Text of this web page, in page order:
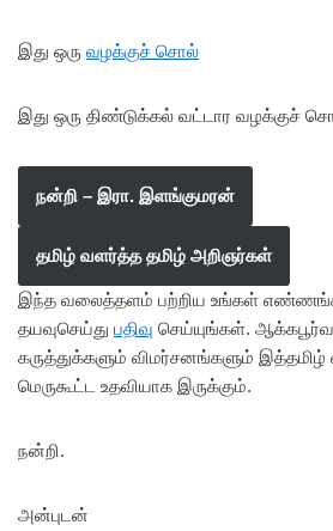
இது ஒரு வழக்குச் சொல்
இது ஒரு திண்டுக்கல் வட்டார வழக்குச்
நன்றி – இரா. இளங்குமரன்
தமிழ் வளர்த்த தமிழ் அறிஞர்கள்
இந்த வலைத்தளம் பற்றிய உங்கள்
தயவுசெய்து பதிவு செய்யுங்கள்.
கருத்துக்களும் விமர்சனங்களும்
மெருகூட்ட உதவியாக இருக்கும்.
நன்றி.
அன்புடன்